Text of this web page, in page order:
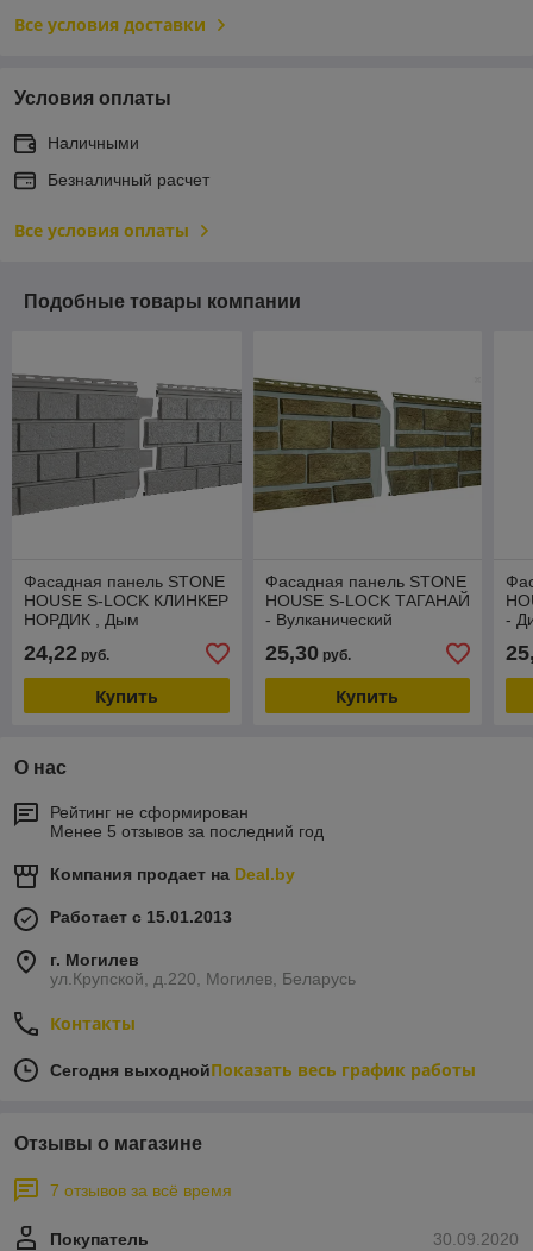
Все условия доставки
Условия оплаты
Наличными
Безналичный расчет
Все условия оплаты
Подобные товары компании
Фасадная панель STONE
HOUSE S-LOCK КЛИНКЕР
НОРДИК , Дым
24,22 руб.
Купить
Фасадная панель STONE
HOUSE S-LOCK ТАГАНАЙ
- Вулканический
25,30руб.
Купить
-
О нас
Рейтинг не сформирован
Менее 5 отзывов за последний год
Компания продает на Deal.by
Работает с 15.01.2013
г. Могилев
ул.Крупской, д.220, Могилев, Беларусь
Контакты
Сегодня выходнойПоказать весь график работы
Отзывы о магазине
7 отзывов за всё время
30.09.2020
Покупатель